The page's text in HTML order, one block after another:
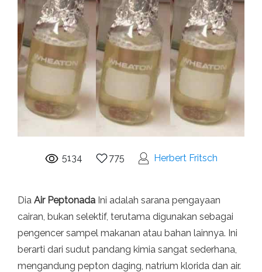
5134 775 Herbert Fritsch
Dia Air Peptonada Ini adalah sarana pengayaan
cairan, bukan selektif, terutama digunakan sebagai
pengencer sampel makanan atau bahan lainnya. Ini
berarti dari sudut pandang kimia sangat sederhana,
mengandung pepton daging, natrium klorida dan air.